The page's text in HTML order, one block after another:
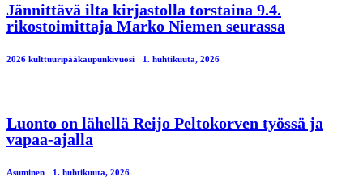
Jännittävä ilta kirjastolla torstaina 9.4.
rikostoimittaja Marko Niemen seurassa
2026 kulttuuripääkaupunkivuosi 1. huhtikuuta, 2026
Luonto on lähellä Reijo Peltokorven työssä ja
vapaa-ajalla
Asuminen 1. huhtikuuta, 2026